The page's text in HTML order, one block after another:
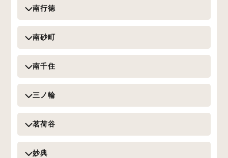
南行徳
南砂町
南千住
三ノ輪
茗荷谷
妙典